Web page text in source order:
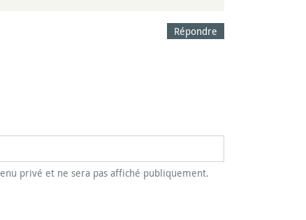
Répondre
privé et ne sera pas affiché publiquement.